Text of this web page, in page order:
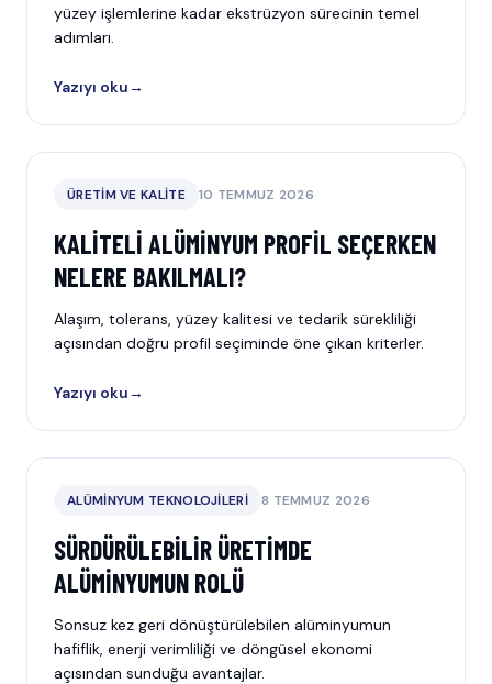
yüzey işlemlerine kadar ekstrüzyon sürecinin temel
adımları.
Yazıyı oku→
ÜRETIM VE KALITE 10 TEMMUZ 2026
KALITELI ALÜMINYUM PROFIL SEÇERKEN
NELERE BAKILMALI?
Alaşım, tolerans, yüzey kalitesi ve tedarik sürekliliği
açısından doğru profil seçiminde öne çıkan kriterler.
Yazıyı oku→
ALÜMINYUM TEKNOLOJILERI 8 TEMMUZ 2026
SÜRDÜRÜLEBILIR ÜRETIMDE
ALÜMINYUMUN ROLÜ
Sonsuz kez geri dönüştürülebilen alüminyumun
hafiflik, enerji verimliliği ve döngüsel ekonomi
açısından sunduğu avantajlar.